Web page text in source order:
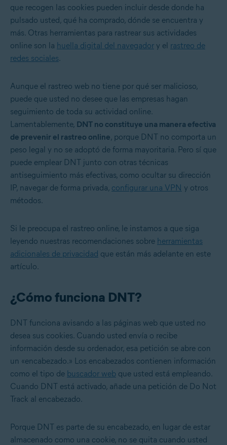
que recogen las cookies pueden incluir desde donde ha
pulsado usted, qué ha comprado, dónde se encuentra y
más. Otras herramientas para rastrear sus actividades
online son la huella digital del navegador y el rastreo de
redes sociales.
Aunque el rastreo web no tiene por qué ser malicioso,
puede que usted no desee que las empresas hagan
seguimiento de toda su actividad online.
Lamentablemente, DNT no constituye una manera efectiva
de prevenir el rastreo online, porque DNT no comporta un
peso legal y no se adoptó de forma mayoritaria. Pero sí que
puede emplear DNT junto con otras técnicas
antiseguimiento más efectivas, como ocultar su dirección
IP, navegar de forma privada, configurar una VPN y otros
métodos.
Si le preocupa el rastreo online, le instamos a que siga
leyendo nuestras recomendaciones sobre herramientas
adicionales de privacidad que están más adelante en este
artículo.
¿Cómo funciona DNT?
DNT funciona avisando a las páginas web que usted no
desea sus cookies. Cuando usted envía o recibe
información desde su ordenador, esa petición se abre con
un «encabezado.» Los encabezados contienen información
como el tipo de buscador web que usted está empleando.
Cuando DNT está activado, añade una petición de Do Not
Track al encabezado.
Porque DNT es parte de su encabezado, en lugar de estar
almacenado como una cookie, no se quita cuando usted